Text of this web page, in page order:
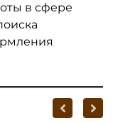
в сфере